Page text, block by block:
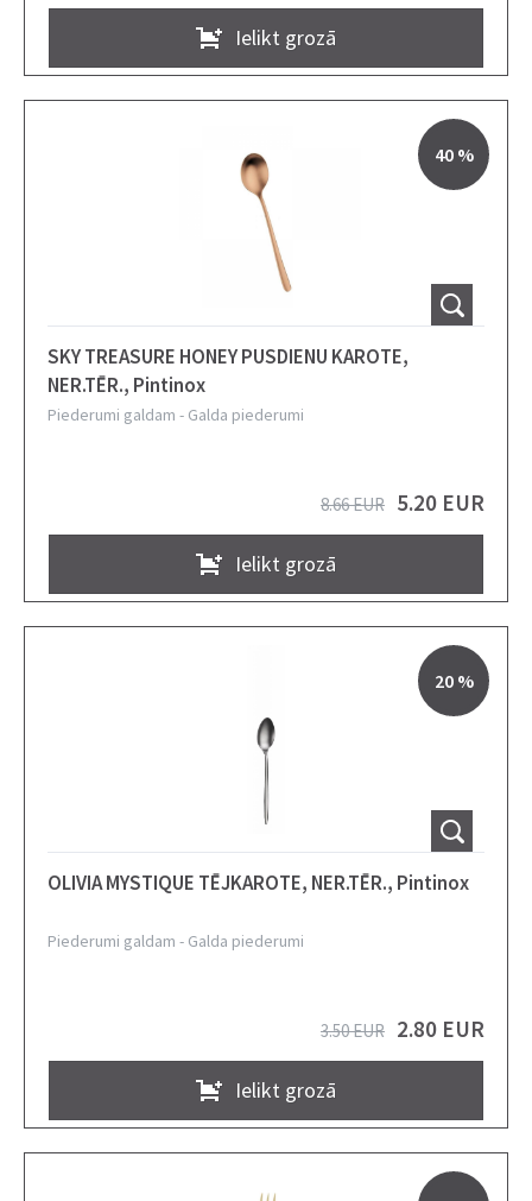
Ielikt grozā
40 %
SKY TREASURE HONEY PUSDIENU KAROTE,
NER.TĒR., Pintinox
Piederumi galdam - Galda piederumi
5.20 EUR
8.66 EUR
Ielikt grozā
20 %
OLIVIA MYSTIQUE TĒJKAROTE, NER.TĒR., Pintinox
Piederumi galdam - Galda piederumi
2.80 EUR
3.50 EUR
Ielikt grozā